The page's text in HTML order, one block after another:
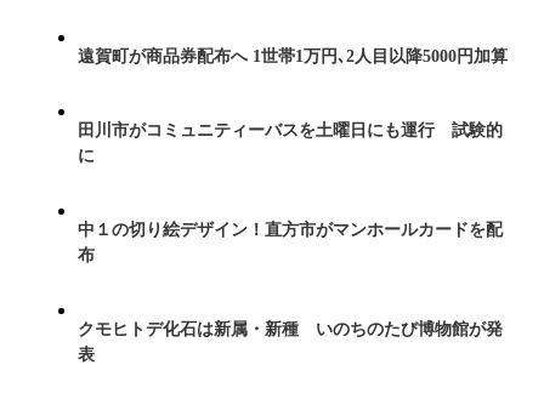
遠賀町が商品券配布へ 1世帯1万円､2人目以降5000円加算
田川市がコミュニティーバスを土曜日にも運行 試験的
に
中１の切り絵デザイン！直方市がマンホールカードを配
布
クモヒトデ化石は新属・新種 いのちのたび博物館が発
表